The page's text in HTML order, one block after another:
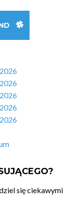
się ciekawymi